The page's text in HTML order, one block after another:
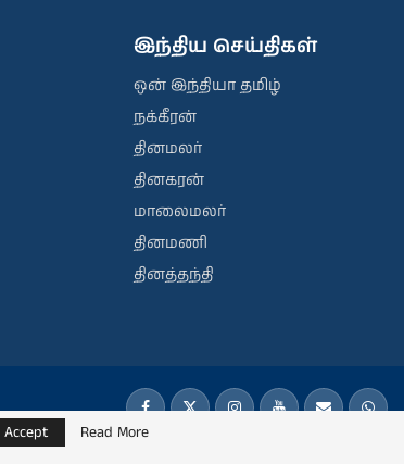
இந்திய செய்திகள்
ஒன் இந்தியா தமிழ்
நக்கீரன்
தினமலர்
தினகரன்
மாலைமலர்
தினமணி
தினத்தந்தி
Accept Read More